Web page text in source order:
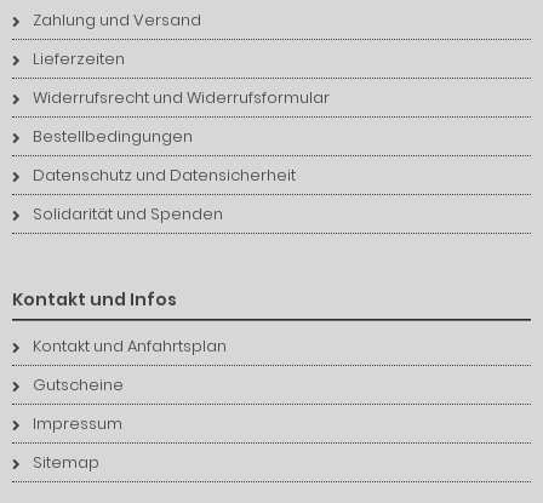
Zahlung und Versand
Lieferzeiten
Widerrufsrecht und Widerrufsformular
Bestellbedingungen
Datenschutz und Datensicherheit
Solidarität und Spenden
Kontakt und Infos
Kontakt und Anfahrtsplan
Gutscheine
Impressum
Sitemap